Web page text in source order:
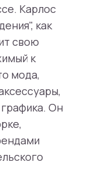
Карлос
как
свою
к
мода,
Он